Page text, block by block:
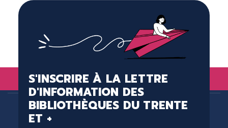
S'INSCRIRE À LA LETTRE
D'INFORMATION DES
BIBLIOTHÈQUES DU TRENTE
ET +